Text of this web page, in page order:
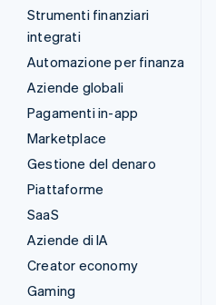
Strumenti finanziari
integrati
Automazione per finanza
Aziende globali
Pagamenti in-app
Marketplace
Gestione del denaro
Piattaforme
SaaS
Aziende di IA
Creator economy
Gaming